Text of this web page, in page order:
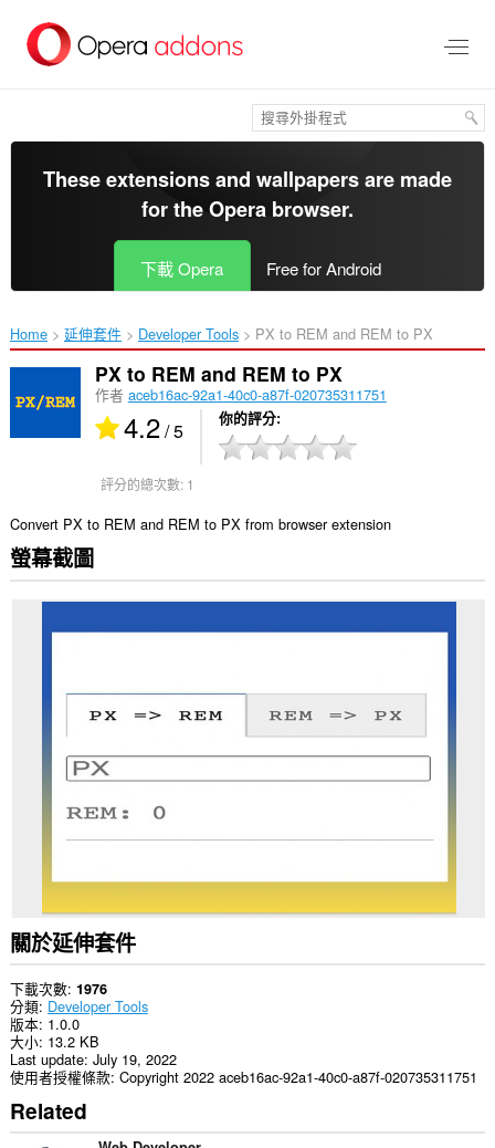
區
These extensions and wallpapers are made
for theOpera browser.
下載 Opera Free for Android
Home 延伸套件 Developer Tools PX to REM and REM to PX‎
PX to REM and REM to PX
作者 aceb16ac-92a1-40c0-a87f-020735311751
4.2/ 5 你的評分
評分的總次數: 1
Convert PX to REM and REM to PX from browser extension
螢幕截圖
關於延伸套件
下載次數 1976
分類 Developer Tools
版本 1.0.0
大小 13.2 KB
Last update July 19, 2022
使用者授權條款 Copyright 2022 aceb16ac-92a1-40c0-a87f-020735311751
Related